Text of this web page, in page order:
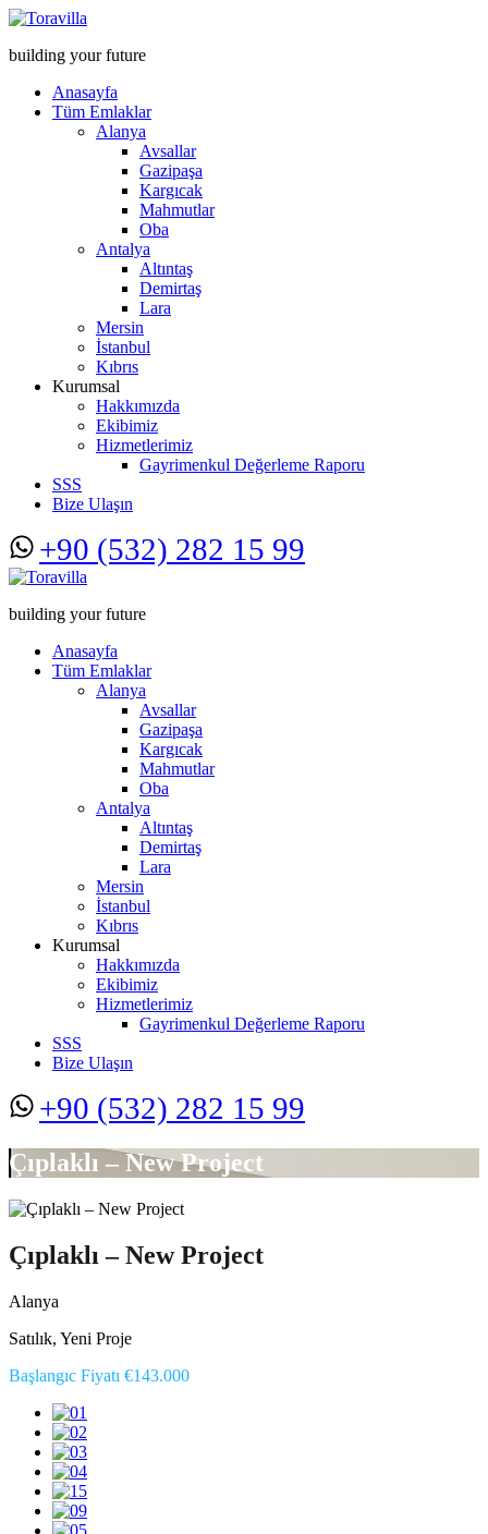
building your future
Anasayfa
Tüm Emlaklar
Alanya
Avsallar
Gazipaşa
Kargıcak
Mahmutlar
Oba
Antalya
Altıntaş
Demirtaş
Lara
Mersin
İstanbul
Kıbrıs
Kurumsal
Hakkımızda
Ekibimiz
Hizmetlerimiz
Gayrimenkul Değerleme Raporu
SSS
Bize Ulaşın
+90 (532) 282 15 99
building your future
Anasayfa
Tüm Emlaklar
Alanya
Avsallar
Gazipaşa
Kargıcak
Mahmutlar
Oba
Antalya
Altıntaş
Demirtaş
Lara
Mersin
İstanbul
Kıbrıs
Kurumsal
Hakkımızda
Ekibimiz
Hizmetlerimiz
Gayrimenkul Değerleme Raporu
SSS
Bize Ulaşın
+90 (532) 282 15 99
Çıplaklı – New Project
Çıplaklı – New Project
Alanya
Satılık, Yeni Proje
Başlangıc Fiyatı €143.000